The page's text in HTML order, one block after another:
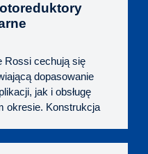
Rossi cechują się
dopasowanie
jak i obsługę
okresie. Konstrukcja